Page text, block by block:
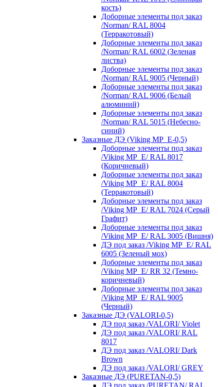
кость)
Доборные элементы под заказ
/Norman/ RAL 8004
(Терракотовый)
Доборные элементы под заказ
/Norman/ RAL 6002 (Зеленая
листва)
Доборные элементы под заказ
/Norman/ RAL 9005 (Черный)
Доборные элементы под заказ
/Norman/ RAL 9006 (Белый
алюминий)
Доборные элементы под заказ
/Norman/ RAL 5015 (Небесно-
синий)
Заказные ДЭ (Viking MP_E-0,5)
Доборные элементы под заказ
/Viking MP_E/ RAL 8017
(Коричневый)
Доборные элементы под заказ
/Viking MP_E/ RAL 8004
(Терракотовый)
Доборные элементы под заказ
/Viking MP_E/ RAL 7024 (Серый
Графит)
Доборные элементы под заказ
/Viking MP_E/ RAL 3005 (Вишня)
ДЭ под заказ /Viking MP_E/ RAL
6005 (Зеленый мох)
Доборные элементы под заказ
/Viking MP_E/ RR 32 (Темно-
коричневый)
Доборные элементы под заказ
/Viking MP_E/ RAL 9005
(Черный)
Заказные ДЭ (VALORI-0,5)
ДЭ под заказ /VALORI/ Violet
ДЭ под заказ /VALORI/ RAL
8017
ДЭ под заказ /VALORI/ Dark
Brown
ДЭ под заказ /VALORI/ GREY
Заказные ДЭ (PURETAN-0,5)
ДЭ под заказ /PURETAN/ RAL